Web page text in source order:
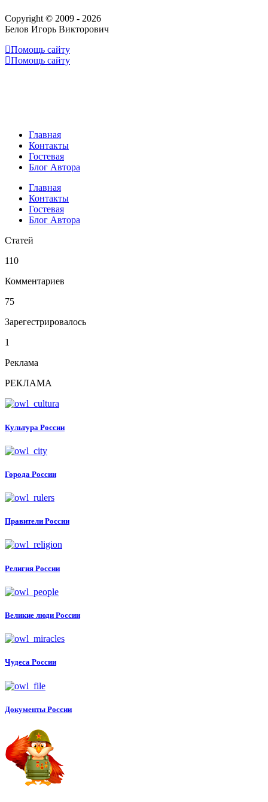
Copyright © 2009 - 2026
Белов Игорь Викторович
Помощь сайту
Помощь сайту
Главная
Контакты
Гостевая
Блог Автора
Главная
Контакты
Гостевая
Блог Автора
Статей
110
Комментариев
75
Зарегестрировалось
1
Реклама
РЕКЛАМА
Культура России
Города России
Правители России
Религия России
Великие люди России
Чудеса России
Документы России